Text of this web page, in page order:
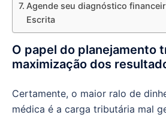
Agende seu diagnóstico
Escrita
O papel do planejamento
maximização dos
Certamente, o maior ralo de
médica é a carga tributária mal